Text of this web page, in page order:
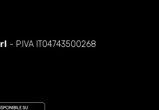
- P.IVA IT04743500268